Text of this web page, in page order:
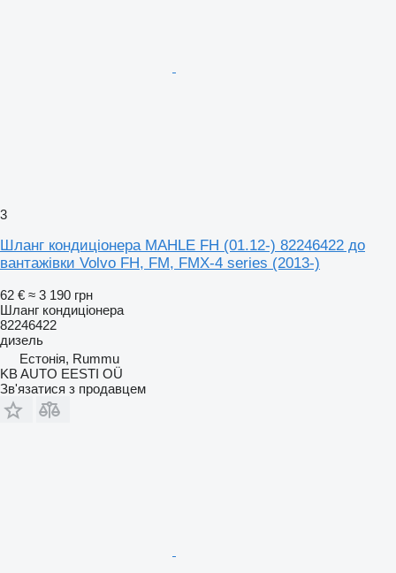
3
Шланг кондиціонера MAHLE FH (01.12-) 82246422 до
вантажівки Volvo FH, FM, FMX-4 series (2013-)
62 € ≈ 3 190 грн
Шланг кондиціонера
82246422
дизель
Естонія, Rummu
KB AUTO EESTI OÜ
Зв'язатися з продавцем